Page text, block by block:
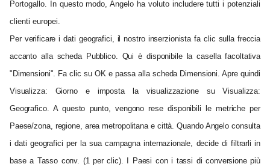
Portogallo. In questo modo, Angelo ha voluto includere tutti i potenziali
clienti europei.
Per verificare i dati geografici, il nostro inserzionista fa clic sulla freccia
accanto alla scheda Pubblico. Qui è disponibile la casella facoltativa
"Dimensioni". Fa clic su OK e passa alla scheda Dimensioni. Apre quindi
Visualizza: Giorno e imposta la visualizzazione su Visualizza:
Geografico. A questo punto, vengono rese disponibili le metriche per
Paese/zona, regione, area metropolitana e città. Quando Angelo consulta
i dati geografici per la sua campagna internazionale, decide di filtrarli in
base a Tasso conv. (1 per clic). I Paesi con i tassi di conversione più